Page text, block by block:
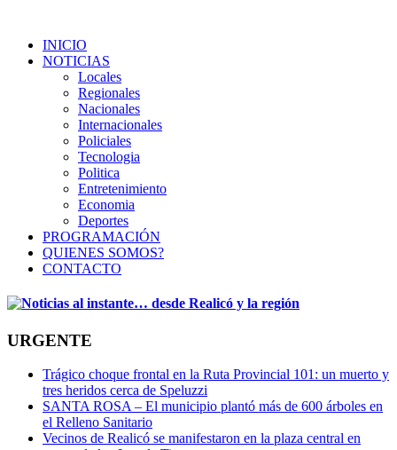
INICIO
NOTICIAS
Locales
Regionales
Nacionales
Internacionales
Policiales
Tecnologia
Politica
Entretenimiento
Economia
Deportes
PROGRAMACIÓN
QUIENES SOMOS?
CONTACTO
URGENTE
Trágico choque frontal en la Ruta Provincial 101: un muerto y
tres heridos cerca de Speluzzi
SANTA ROSA – El municipio plantó más de 600 árboles en
el Relleno Sanitario
Vecinos de Realicó se manifestaron en la plaza central en